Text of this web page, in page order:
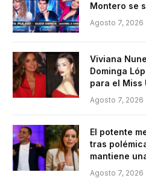
Montero se
Agosto 7, 2026
Viviana
Dominga
para el Miss
Agosto 7, 2026
El potente
tras
mantiene
Agosto 7, 2026